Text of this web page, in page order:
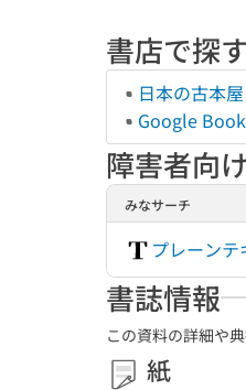
書店で探
日本の古本屋
Google
障害者向
みなサーチ
プレーンテ
書誌情報
この資料の詳細や
紙